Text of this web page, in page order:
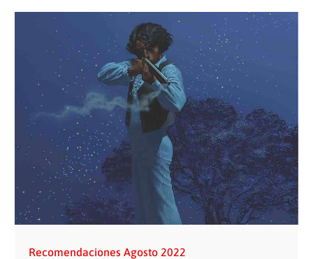
Recomendaciones Agosto 2022